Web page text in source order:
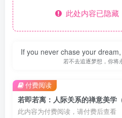
此处内容已隐藏
If you never chase your
若不去追逐梦想，你将
若即若离：人际关系的禅意美学
此内容为付费阅读，请付费后查看
付费阅读